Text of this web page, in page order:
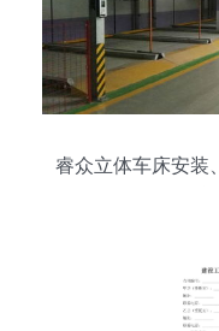
睿众立体车床安装